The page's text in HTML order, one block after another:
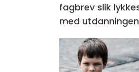
fagbrev slik lykkes du
med utdanningen